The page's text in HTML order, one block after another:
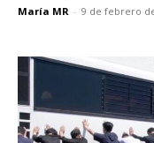
María MR - 9 de febrero